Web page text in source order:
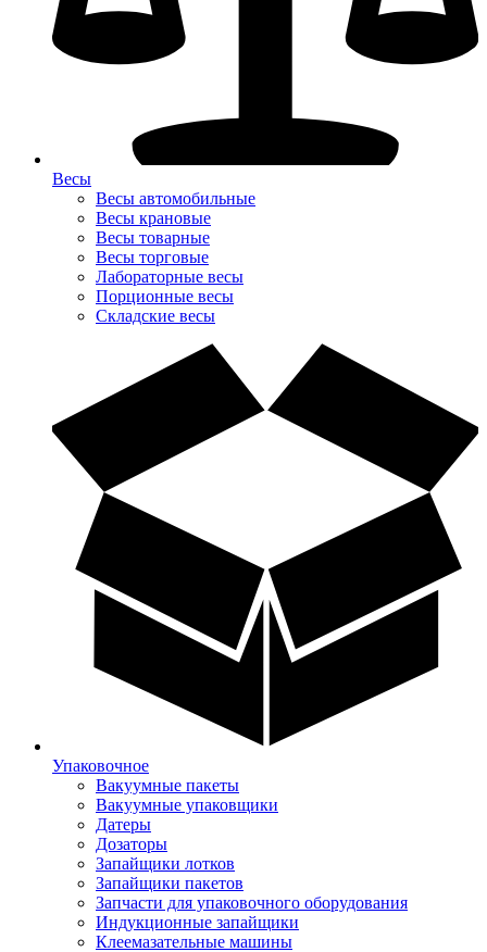
Весы
Весы автомобильные
Весы крановые
Весы товарные
Весы торговые
Лабораторные весы
Порционные весы
Складские весы
Упаковочное
Вакуумные пакеты
Вакуумные упаковщики
Датеры
Дозаторы
Запайщики лотков
Запайщики пакетов
Запчасти для упаковочного оборудования
Индукционные запайщики
Клеемазательные машины